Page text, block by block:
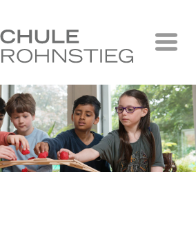
Startseite
Wer wir
Was wir
Ganztag